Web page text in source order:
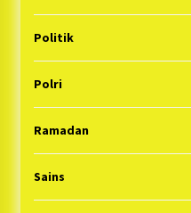
Politik
Polri
Ramadan
Sains